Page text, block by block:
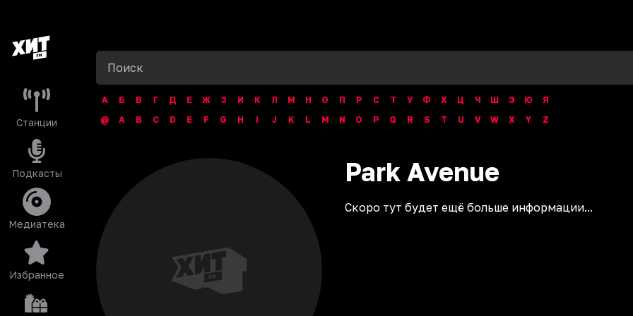
Станции
Подкасты
Медиатека
Избранное
А Б В Г Д Е Ж З И К Л М Н О П Р С Т У Ф Х Ц Ч Ш Э Ю
Я
@
A B C D E F G H I J K L M N O P Q R S T U V W X Y Z
Park Avenue
Скоро тут будет ещё больше информации...